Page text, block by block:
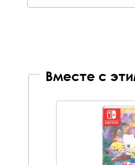
Вместе с